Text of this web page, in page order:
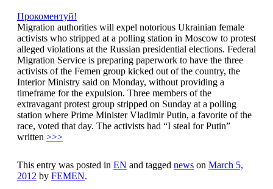
Прокоментуй!
Migration authorities will expel notorious Ukrainian female
activists who stripped at a polling station in Moscow to protest
alleged violations at the Russian presidential elections. Federal
Migration Service is preparing paperwork to have the three
activists of the Femen group kicked out of the country, the
Interior Ministry said on Monday, without providing a
timeframe for the expulsion. Three members of the
extravagant protest group stripped on Sunday at a polling
station where Prime Minister Vladimir Putin, a favorite of the
race, voted that day. The activists had “I steal for Putin”
written >>>
This entry was posted in EN and tagged news on March 5,
2012 by FEMEN.